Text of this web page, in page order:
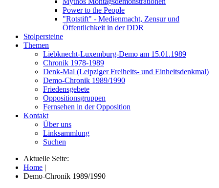
Power to the People
"Rotstift" - Medienmacht, Zensur und
Öffentlichkeit in der DDR
Stolpersteine
Themen
Liebknecht-Luxemburg-Demo am 15.01.1989
Chronik 1978-1989
Denk-Mal (Leipziger Freiheits- und Einheitsdenkmal)
Demo-Chronik 1989/1990
Friedensgebete
Oppositionsgruppen
Fernsehen in der Opposition
Kontakt
Über uns
Linksammlung
Suchen
Aktuelle Seite:
Home |
Demo-Chronik 1989/1990